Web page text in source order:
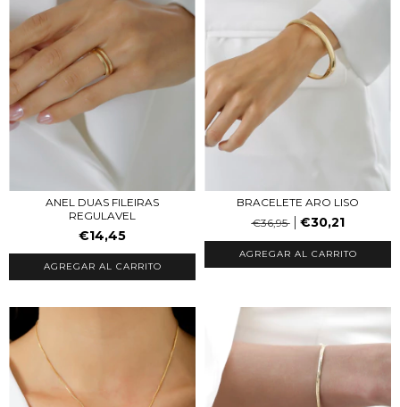
ANEL DUAS FILEIRAS
REGULAVEL
€14,45
AGREGAR AL CARRITO
BRACELETE ARO LISO
€36,95
€30,21
AGREGAR AL CARRITO